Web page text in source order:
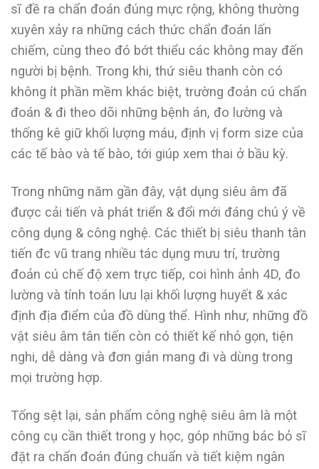
sĩ đề ra chẩn đoán đúng mực rộng, không thường
xuyên xảy ra những cách thức chẩn đoán lấn
chiếm, cùng theo đó bớt thiểu các không may đến
người bị bệnh. Trong khi, thứ siêu thanh còn có
không ít phần mềm khác biệt, trường đoản cú chẩn
đoán & đi theo dõi những bệnh án, đo lường và
thống kê giữ khối lượng máu, định vị form size của
các tế bào và tế bào, tới giúp xem thai ở bầu kỳ.
Trong những năm gần đây, vật dụng siêu âm đã
được cải tiến và phát triển & đổi mới đáng chú ý về
công dụng & công nghệ. Các thiết bị siêu thanh tân
tiến đc vũ trang nhiều tác dụng mưu trí, trường
đoản cú chế độ xem trực tiếp, coi hình ảnh 4D, đo
lường và tính toán lưu lại khối lượng huyết & xác
định địa điểm của đồ dùng thể. Hình như, những đồ
vật siêu âm tân tiến còn có thiết kế nhỏ gọn, tiện
nghi, dễ dàng và đơn giản mang đi và dùng trong
mọi trường hợp.
Tổng sệt lại, sản phẩm công nghệ siêu âm là một
công cụ cần thiết trong y học, góp những bác bỏ sĩ
đặt ra chẩn đoán đúng chuẩn và tiết kiệm ngân